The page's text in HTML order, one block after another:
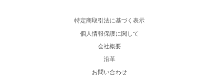
特定商取引法に基づく表示
個人情報保護に関して
会社概要
沿革
お問い合わせ